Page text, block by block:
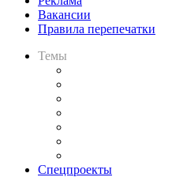
Вакансии
Правила перепечатки
Темы
Спецпроекты